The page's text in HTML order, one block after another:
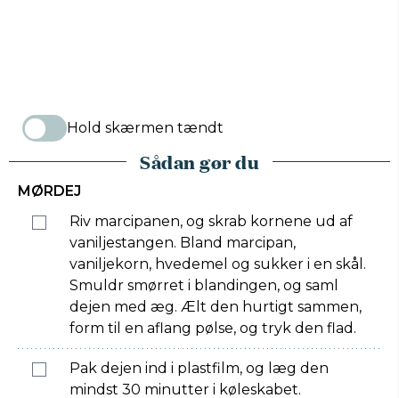
Hold skærmen tændt
Sådan gør du
MØRDEJ
Riv marcipanen, og skrab kornene ud af
vaniljestangen. Bland marcipan,
vaniljekorn, hvedemel og sukker i en skål.
Smuldr smørret i blandingen, og saml
dejen med æg. Ælt den hurtigt sammen,
form til en aflang pølse, og tryk den flad.
Pak dejen ind i plastfilm, og læg den
mindst 30 minutter i køleskabet.